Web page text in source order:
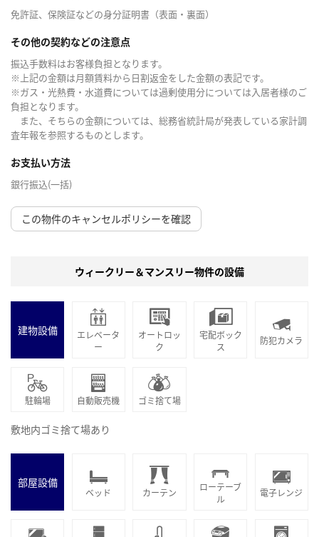
免許証、保険証などの身分証明書（表面・裏面）
その他の契約などの注意点
振込手数料はお客様負担となります。
※上記の金額は月額賃料から日割返金をした金額の表記です。
※ガス・光熱費・水道費については過剰使用分については入居者様のご
負担となります。
また、そちらの金額については、総務省統計局が発表している家計調
査年報を参照するものとします。
お支払い方法
銀行振込(一括)
この物件のキャンセルポリシーを確認
ウィークリー＆マンスリー物件の設備
建物設備
エレベータ
ー
オートロッ
ク
宅配ボック
ス
防犯カメラ
駐輪場 自動販売機 ゴミ捨て場
敷地内ゴミ捨て場あり
部屋設備
ベッド カーテン
ローテーブ
ル
電子レンジ